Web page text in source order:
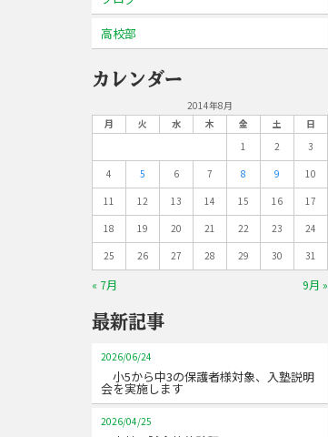
高校部
カレンダー
2014年8月
月
火 水 木 金 土
日
1
2
3
4
5 6 7 8 9
10
11
12 13 14 15 16
17
18
19 20 21 22 23
24
25
26 27 28 29 30 31
« 7月 9月 »
最新記事
2026/06/24
小5から中3の保護者様対象、入塾説明
会を実施します
2026/04/25